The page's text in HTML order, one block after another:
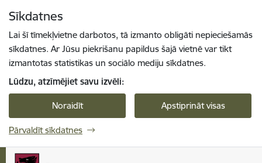
Sīkdatnes
Lai šī tīmekļvietne darbotos, tā izmanto obligāti nepieciešamās
sīkdatnes. Ar Jūsu piekrišanu papildus šajā vietnē var tikt
izmantotas statistikas un sociālo mediju sīkdatnes.
Lūdzu, atzīmējiet savu izvēli:
Noraidīt Apstiprināt visas
Pārvaldīt sīkdatnes